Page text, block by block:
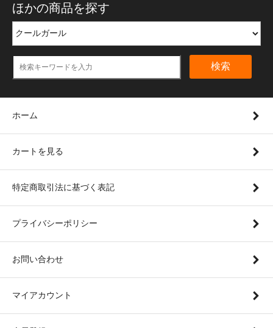
ほかの商品を探す
検索
ホーム
カートを見る
特定商取引法に基づく表記
プライバシーポリシー
お問い合わせ
マイアカウント